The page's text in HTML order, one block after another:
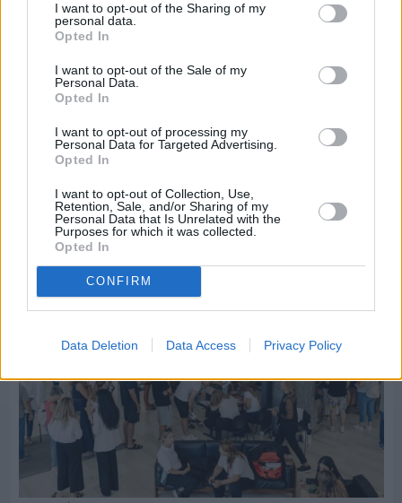
I want to opt-out of the Sharing of my
personal data.
Opted In
I want to opt-out of the Sale of my
Personal Data.
Opted In
I want to opt-out of processing my
Personal Data for Targeted Advertising.
Opted In
I want to opt-out of Collection, Use,
Retention, Sale, and/or Sharing of my
Personal Data that Is Unrelated with the
Purposes for which it was collected.
Opted In
CONFIRM
Data Deletion Data Access Privacy Policy
Πριν 4 ημέρες
«κόκκινο»